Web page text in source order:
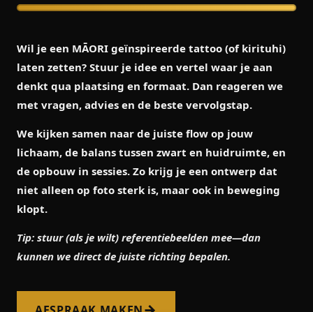
Wil je een MĀORI geïnspireerde tattoo (of kirituhi)
laten zetten? Stuur je idee en vertel waar je aan
denkt qua plaatsing en formaat. Dan reageren we
met vragen, advies en de beste vervolgstap.
We kijken samen naar de juiste flow op jouw
lichaam, de balans tussen zwart en huidruimte, en
de opbouw in sessies. Zo krijg je een ontwerp dat
niet alleen op foto sterk is, maar ook in beweging
klopt.
Tip: stuur (als je wilt) referentiebeelden mee—dan
kunnen we direct de juiste richting bepalen.